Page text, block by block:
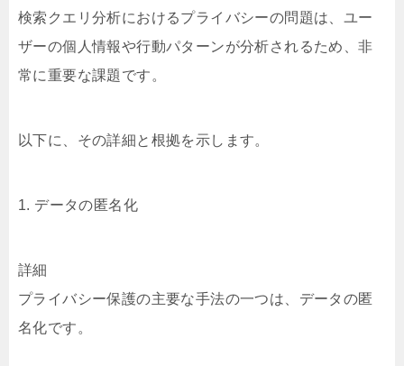
検索クエリ分析におけるプライバシーの問題は、ユー
ザーの個人情報や行動パターンが分析されるため、非
常に重要な課題です。
以下に、その詳細と根拠を示します。
1. データの匿名化
詳細
プライバシー保護の主要な手法の一つは、データの匿
名化です。